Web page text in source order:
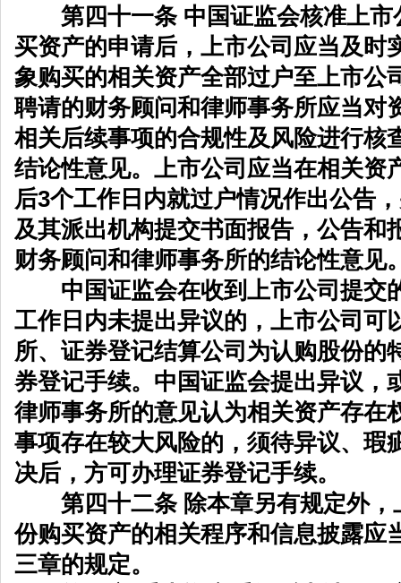
第四十一条 中国证监会核准上市
买资产的申请后，上市公司应当及时
象购买的相关资产全部过户至上市公
聘请的财务顾问和律师事务所应当对
相关后续事项的合规性及风险进行核
结论性意见。上市公司应当在相关资
后3个工作日内就过户情况作出公告
及其派出机构提交书面报告，公告和
财务顾问和律师事务所的结论性意见
中国证监会在收到上市公司提交
工作日内未提出异议的，上市公司可
所、证券登记结算公司为认购股份的
券登记手续。中国证监会提出异议，
律师事务所的意见认为相关资产存在
事项存在较大风险的，须待异议、瑕
决后，方可办理证券登记手续。
第四十二条 除本章另有规定外，
份购买资产的相关程序和信息披露应
三章的规定。